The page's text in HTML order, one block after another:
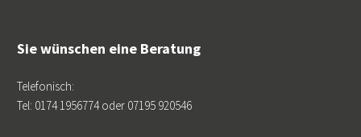
Sie wünschen eine Beratung
Telefonisch:
Tel: 0174 1956774 oder 07195 920546